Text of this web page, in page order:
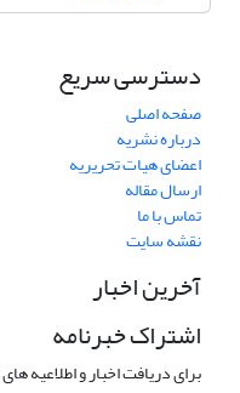
دسترسی سریع
صفحه اصلی
درباره نشریه
اعضای هیات تحریریه
ارسال مقاله
تماس با ما
نقشه سایت
آخرین اخبار
اشتراک خبرنامه
برای دریافت اخبار و اطلاعیه